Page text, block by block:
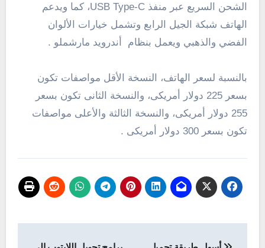
الشحن السريع عبر منفذ USB Type-C، كما ويدعم
الهاتف شبكة الجيل الرابع وتشمل خيارات الألوان
الفضي والذهبي ويعمل بنظام أندرويد مارشملو .
بالنسبة لسعر الهاتف، النسخة الأقل مواصفات تكون
بسعر 225 دولار أمريكى، والنسخة الثانى تكون بسعر
255 دولار أمريكى، والنسخة الثالثة والأعلى مواصفات
تكون بسعر 300 دولار أمريكى .